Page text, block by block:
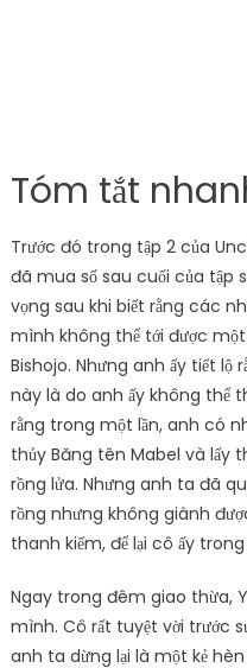
Tóm tắt
Trước đó trong tập 2 của
đã mua số sau cuối của tập
vọng sau khi biết rằng các
mình không thể tới được
Bishojo. Nhưng anh ấy tiết lộ
này là do anh ấy không thể
rằng trong một lần, anh có
thủy Băng tên Mabel và lấy
rồng lửa. Nhưng anh ta đã
rồng nhưng không giành
thanh kiếm, để lại cô ấy
Ngay trong đêm giao thừa,
mình. Cô rất tuyệt vời trước
anh ta dừng lại là một kẻ